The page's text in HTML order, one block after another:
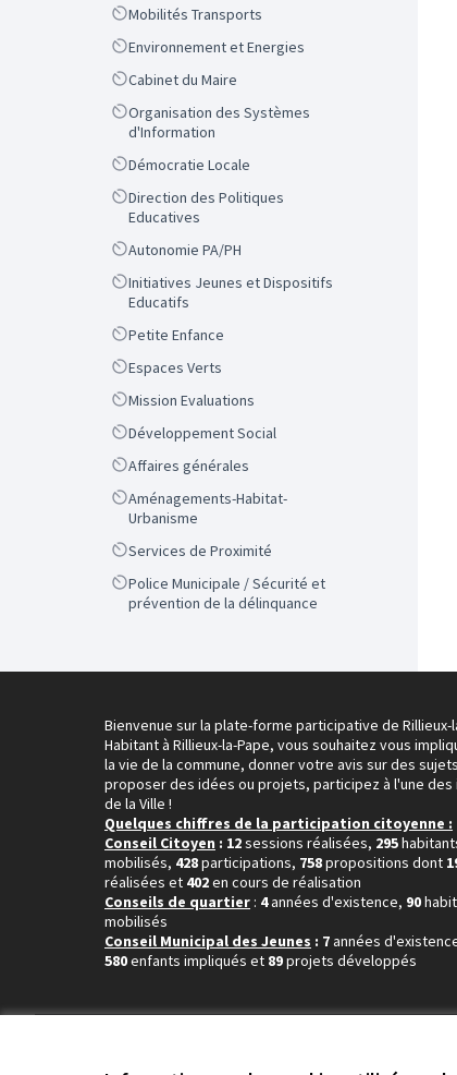
ScopeMobilités Transports
ScopeEnvironnement et Energies
ScopeCabinet du Maire
Scope
Organisation des Systèmes
d'Information
ScopeDémocratie Locale
Scope
Direction des Politiques
Educatives
ScopeAutonomie PA/PH
Scope
Initiatives Jeunes et Dispositifs
Educatifs
ScopePetite Enfance
ScopeEspaces Verts
ScopeMission Evaluations
ScopeDéveloppement Social
ScopeAffaires générales
Scope
Aménagements-Habitat-
Urbanisme
ScopeServices de Proximité
Scope
Police Municipale / Sécurité et
prévention de la délinquance
Bienvenue sur la plate-forme participative de Rillieux-
Habitant à Rillieux-la-Pape, vous souhaitez vous
la vie de la commune, donner votre avis sur des
proposer des idées ou projets, participez à l'une des
de la Ville !
Quelques chiffres de la participation citoyenne :
Conseil Citoyen : 12sessions réalisées, 295
mobilisés, 428participations, 758propositions dont
réalisées et 402en cours de réalisation
Conseils de quartier : 4années d'existence, 90
mobilisés
Conseil Municipal des Jeunes : 7années
580enfants impliqués et 89projets développés